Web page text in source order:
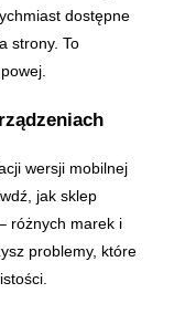
dostępne
strony. To
wersji mobilnej
jak sklep
różnych marek i
problemy, które